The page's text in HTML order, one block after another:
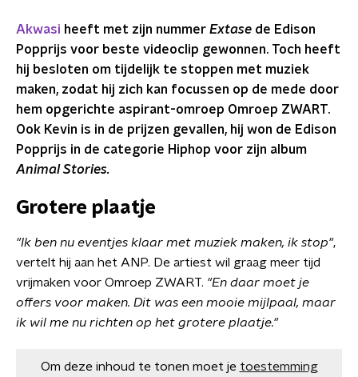
Akwasi heeft met zijn nummer Extase de Edison
Popprijs voor beste videoclip gewonnen. Toch heeft
hij besloten om tijdelijk te stoppen met muziek
maken, zodat hij zich kan focussen op de mede door
hem opgerichte aspirant-omroep Omroep ZWART.
Ook Kevin is in de prijzen gevallen, hij won de Edison
Popprijs in de categorie Hiphop voor zijn album
Animal Stories.
Grotere plaatje
"Ik ben nu eventjes klaar met muziek maken, ik stop",
vertelt hij aan het ANP. De artiest wil graag meer tijd
vrijmaken voor Omroep ZWART. "En daar moet je
offers voor maken. Dit was een mooie mijlpaal, maar
ik wil me nu richten op het grotere plaatje."
Om deze inhoud te tonen moet je toestemming